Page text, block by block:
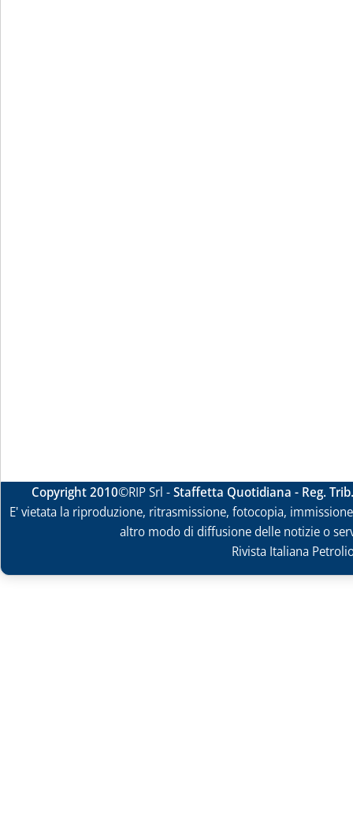
Copyright 2010©RIP Srl -Staffetta Quotidiana - Reg.
E' vietata la riproduzione, ritrasmissione, fotocopia,
altro modo di diffusione delle notizie o
Rivista Italiana